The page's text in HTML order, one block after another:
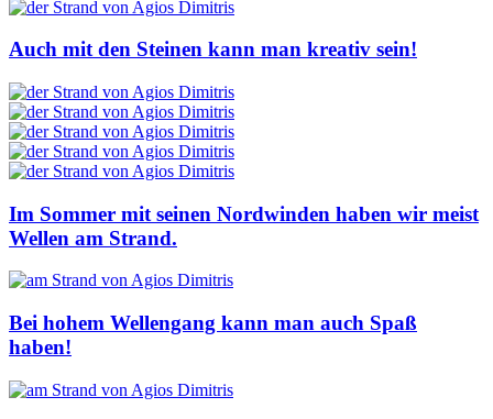
Auch mit den Steinen kann man kreativ sein!
Im Sommer mit seinen Nordwinden haben wir meist
Wellen am Strand.
Bei hohem Wellengang kann man auch Spaß
haben!